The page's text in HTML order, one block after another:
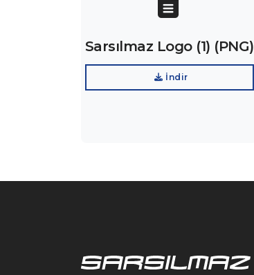
Sarsılmaz Logo (1) (PNG)
İndir